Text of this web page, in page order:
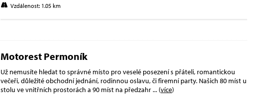
Vzdálenost: 1.05 km
Motorest Permoník
Už nemusíte hledat to správné místo pro veselé posezení s přáteli, romantickou
večeři, důležité obchodní jednání, rodinnou oslavu, či firemní party. Našich 80 míst u
stolu ve vnitřních prostorách a 90 míst na předzahr... (více)